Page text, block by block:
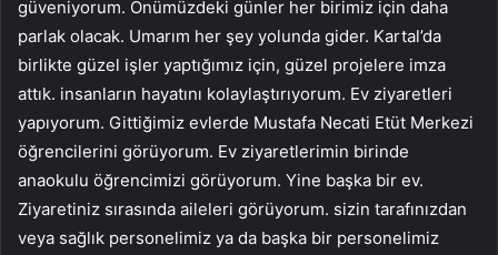
güveniyorum. Önümüzdeki günler her birimiz için daha
parlak olacak. Umarım her şey yolunda gider. Kartal’da
birlikte güzel işler yaptığımız için, güzel projelere imza
attık. insanların hayatını kolaylaştırıyorum. Ev ziyaretleri
yapıyorum. Gittiğimiz evlerde Mustafa Necati Etüt Merkezi
öğrencilerini görüyorum. Ev ziyaretlerimin birinde
anaokulu öğrencimizi görüyorum. Yine başka bir ev.
Ziyaretiniz sırasında aileleri görüyorum. sizin tarafınızdan
veya sağlık personelimiz ya da başka bir personelimiz